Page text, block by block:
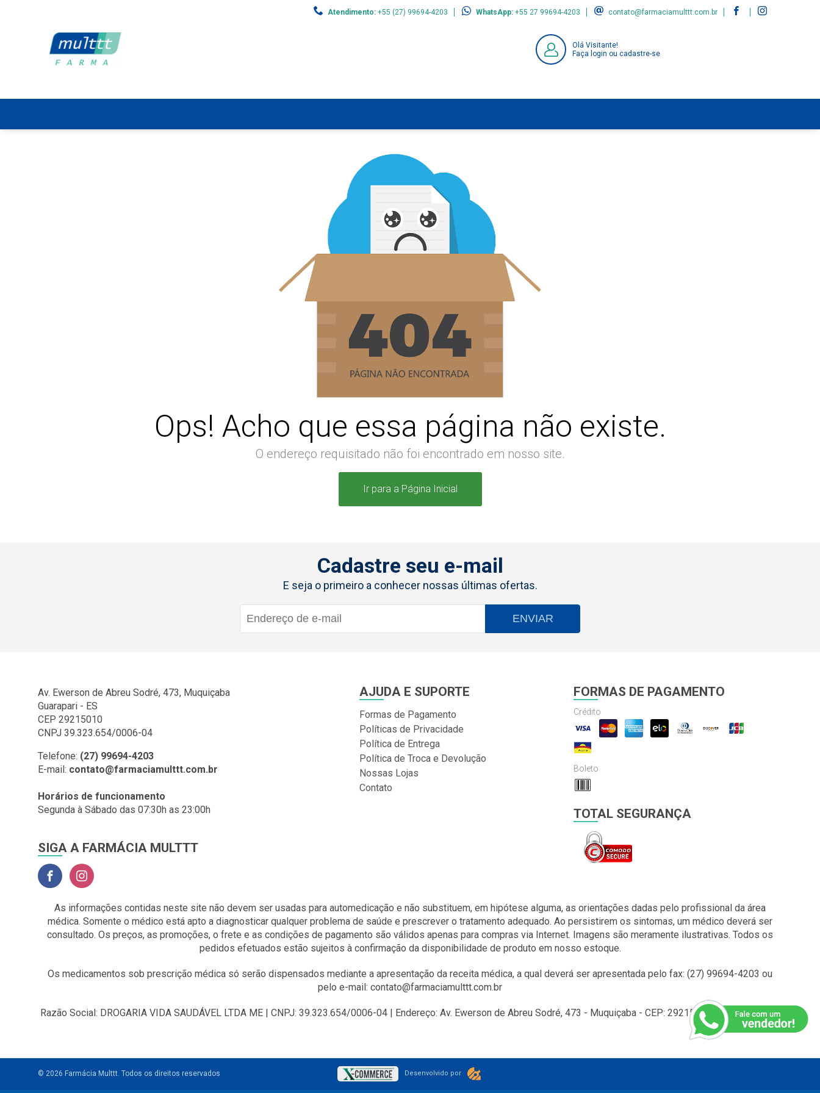
Atendimento: +55 (27) 99694-4203 WhatsApp: +55 27 99694-4203 contato@farmaciamulttt.com.br
Olá Visitante!
Faça login ou cadastre-se
Ops! Acho que essa página não existe.
O endereço requisitado não foi encontrado em nosso site.
Ir para a Página Inicial
Cadastre seu e-mail
E seja o primeiro a conhecer nossas últimas ofertas.
ENVIAR
Av. Ewerson de Abreu Sodré, 473, Muquiçaba
Guarapari - ES
CEP 29215010
CNPJ 39.323.654/0006-04
Telefone: (27) 99694-4203
E-mail: contato@farmaciamulttt.com.br
Horários de funcionamento
Segunda à Sábado das 07:30h as 23:00h
SIGA A FARMÁCIA MULTTT
AJUDA E SUPORTE
Formas de Pagamento
Políticas de Privacidade
Política de Entrega
Política de Troca e Devolução
Nossas Lojas
Contato
FORMAS DE PAGAMENTO
Crédito
Boleto
TOTAL SEGURANÇA
As informações contidas neste site não devem ser usadas para automedicação e não substituem, em hipótese alguma, as orientações dadas pelo profissional da área
médica. Somente o médico está apto a diagnosticar qualquer problema de saúde e prescrever o tratamento adequado. Ao persistirem os sintomas, um médico deverá ser
consultado. Os preços, as promoções, o frete e as condições de pagamento são válidos apenas para compras via Internet. Imagens são meramente ilustrativas. Todos os
pedidos efetuados estão sujeitos à confirmação da disponibilidade de produto em nosso estoque.
Os medicamentos sob prescrição médica só serão dispensados mediante a apresentação da receita médica, a qual deverá ser apresentada pelo fax: (27) 99694-4203 ou
pelo e-mail: contato@farmaciamulttt.com.br
Razão Social: DROGARIA VIDA SAUDÁVEL LTDA ME | CNPJ: 39.323.654/0006-04 | Endereço: Av. Ewerson de Abreu Sodré, 473 - Muquiçaba - CEP: 29215010 - Guarapari - ES
© 2026 Farmácia Multtt. Todos os direitos reservados Desenvolvido por